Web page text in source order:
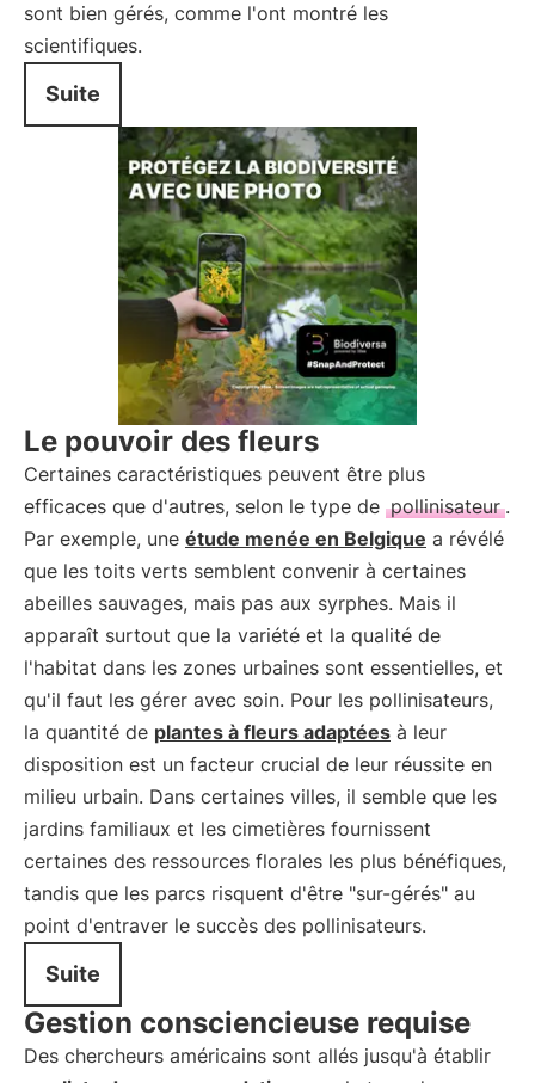
sont bien gérés, comme l'ont montré les
scientifiques.
Suite
Le pouvoir des fleurs
Certaines caractéristiques peuvent être plus
efficaces que d'autres, selon le type de pollinisateur .
Par exemple, une étude menée en Belgique a révélé
que les toits verts semblent convenir à certaines
abeilles sauvages, mais pas aux syrphes. Mais il
apparaît surtout que la variété et la qualité de
l'habitat dans les zones urbaines sont essentielles, et
qu'il faut les gérer avec soin. Pour les pollinisateurs,
la quantité de plantes à fleurs adaptées à leur
disposition est un facteur crucial de leur réussite en
milieu urbain. Dans certaines villes, il semble que les
jardins familiaux et les cimetières fournissent
certaines des ressources florales les plus bénéfiques,
tandis que les parcs risquent d'être "sur-gérés" au
point d'entraver le succès des pollinisateurs.
Suite
Gestion consciencieuse requise
Des chercheurs américains sont allés jusqu'à établir